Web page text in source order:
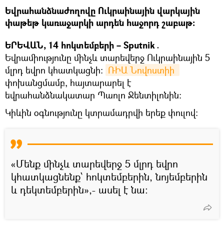
Եվրահանձնաժողովը Ուկրաինային վարկային
փաթեթ կառաջարկի արդեն հաջորդ շաբաթ։
ԵՐԵՎԱՆ, 14 հոկտեմբերի – Sputnik․
Եվրամիությունը մինչև տարեվերջ Ուկրաինային 5
մլրդ եվրո կհատկացնի։
փոխանցմամբ, հայտարարել է
եվրահանձնակատար Պաոլո Ջենտիլոնին։
Կիևին օգնությունը կտրամադրվի երեք փուլով։
«Մենք մինչև տարեվերջ 5 մլրդ եվրո
կհատկացնենք՝ հոկտեմբերին, նոյեմբերին
և դեկտեմբերին»,- ասել է նա: